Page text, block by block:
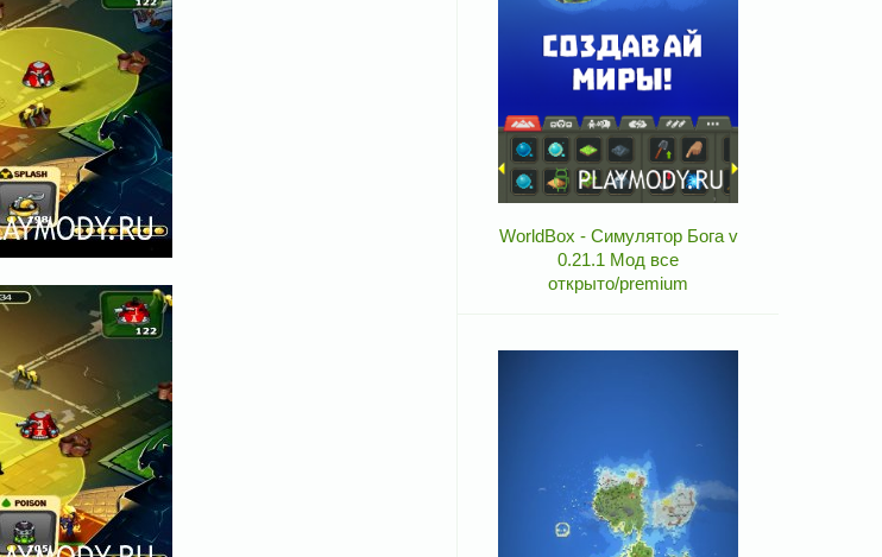
WorldBox - Симулятор Бога v
0.21.1 Мод все
открыто/premium